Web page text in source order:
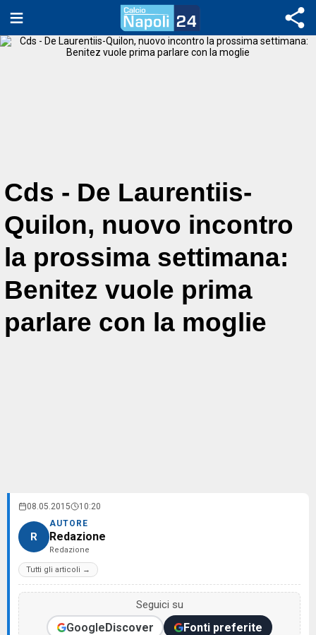
Cds - De Laurentiis-
Quilon, nuovo incontro
la prossima settimana:
Benitez vuole prima
parlare con la moglie
08.05.2015 10:20
R
AUTORE
Redazione
Redazione
Tutti gli articoli →
Seguici su
GoogleDiscover Fonti preferite